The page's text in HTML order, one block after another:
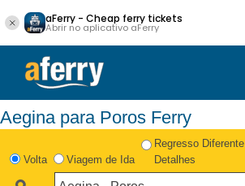
aFerry - Cheap ferry tickets
Abrir no aplicativo aFerry
Aegina para Poros Ferry
Volta Viagem de Ida
Regresso Diferente
Detalhes